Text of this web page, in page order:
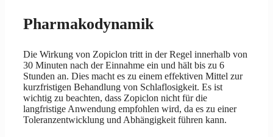
Pharmakodynamik
Die Wirkung von Zopiclon tritt in der Regel innerhalb von
30 Minuten nach der Einnahme ein und hält bis zu 6
Stunden an. Dies macht es zu einem effektiven Mittel zur
kurzfristigen Behandlung von Schlaflosigkeit. Es ist
wichtig zu beachten, dass Zopiclon nicht für die
langfristige Anwendung empfohlen wird, da es zu einer
Toleranzentwicklung und Abhängigkeit führen kann.